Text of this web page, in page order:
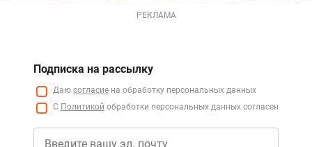
РЕКЛАМА
Подписка на рассылку
Даю согласие на обработку персональных данных
С Политикой обработки персональных данных согласен